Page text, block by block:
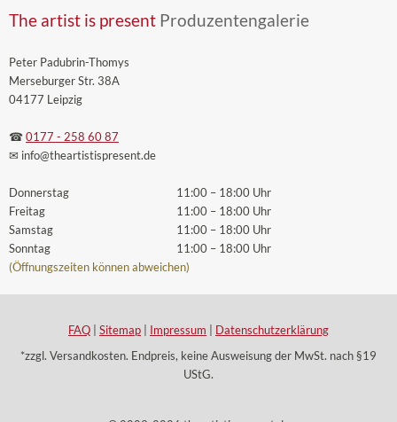
The artist is present Produzentengalerie
Peter Padubrin-Thomys
Merseburger Str. 38A
04177 Leipzig
☎ 0177 - 258 60 87
✉ info@theartistispresent.de
Donnerstag
Freitag
Samstag
Sonntag
11:00 – 18:00 Uhr
11:00 – 18:00 Uhr
11:00 – 18:00 Uhr
11:00 – 18:00 Uhr
(Öffnungszeiten können abweichen)
FAQ Sitemap Impressum
Datenschutzerklärung
*zzgl. Versandkosten. Endpreis, keine Ausweisung der MwSt. nach §19
UStG.